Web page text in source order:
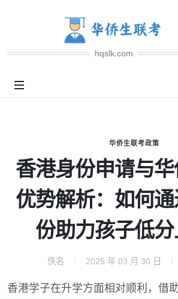
hqslk.com
华侨生联考政策
香港身份申请与
优势解析：如何
份助力孩子低
佚名 2025 年 03 月 30 日
香港学子在升学方面相对顺利，借